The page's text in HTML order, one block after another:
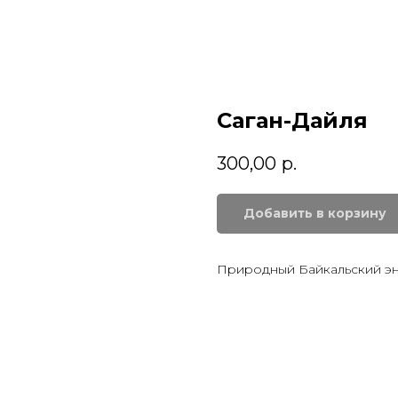
Саган-Дайля
300,00 р.
Добавить в корзину
Природный Байкальский